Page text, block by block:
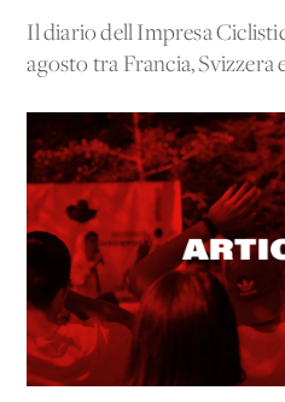
Il diario dell'Impresa
agosto tra Francia, Svizzera